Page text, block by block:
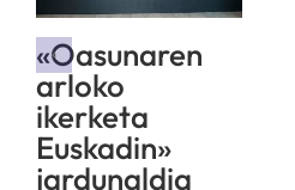
«Oasunaren
arloko
ikerketa
Euskadin»
jardunaldia